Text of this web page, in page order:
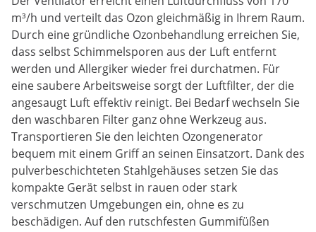
m³/h und verteilt das Ozon gleichmäßig in Ihrem Raum.
Durch eine gründliche Ozonbehandlung erreichen Sie,
dass selbst Schimmelsporen aus der Luft entfernt
werden und Allergiker wieder frei durchatmen. Für
eine saubere Arbeitsweise sorgt der Luftfilter, der die
angesaugt Luft effektiv reinigt. Bei Bedarf wechseln Sie
den waschbaren Filter ganz ohne Werkzeug aus.
Transportieren Sie den leichten Ozongenerator
bequem mit einem Griff an seinen Einsatzort. Dank des
pulverbeschichteten Stahlgehäuses setzen Sie das
kompakte Gerät selbst in rauen oder stark
verschmutzen Umgebungen ein, ohne es zu
beschädigen. Auf den rutschfesten Gummifüßen